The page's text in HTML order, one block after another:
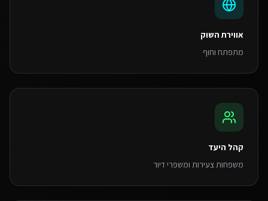
אווירת השוק
מתפתח וחוף
קהל היעד
משפחות צעירות ומשפרי דיור